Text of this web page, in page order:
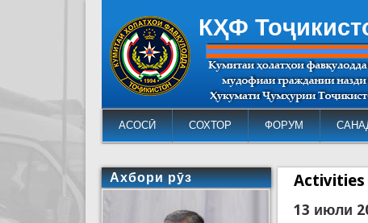
КҲФ
АСОСӢ СОХТОР ФОРУМ
13 июли
Ахбори рӯз